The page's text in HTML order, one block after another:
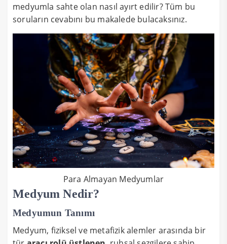
medyumla sahte olan nasıl ayırt edilir? Tüm bu
soruların cevabını bu makalede bulacaksınız.
Para Almayan Medyumlar
Medyum Nedir?
Medyumun Tanımı
Medyum, fiziksel ve metafizik alemler arasında bir